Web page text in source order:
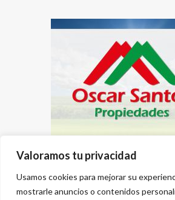
Valoramos tu privacidad
Usamos cookies para mejorar su
mostrarle anuncios o contenidos